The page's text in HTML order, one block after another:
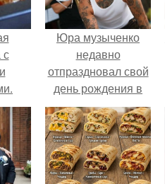
с
Юра музыченко
недавно
отпраздновал свой
день рождения в
кругу самых
близких и родных
людей.